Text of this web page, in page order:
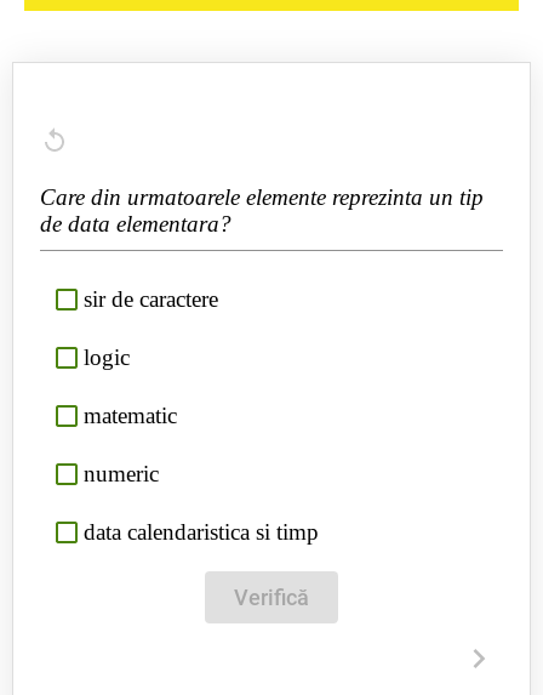
Care din urmatoarele elemente reprezinta un tip
de data elementara?
sir de caractere
logic
matematic
numeric
data calendaristica si timp
Verifică